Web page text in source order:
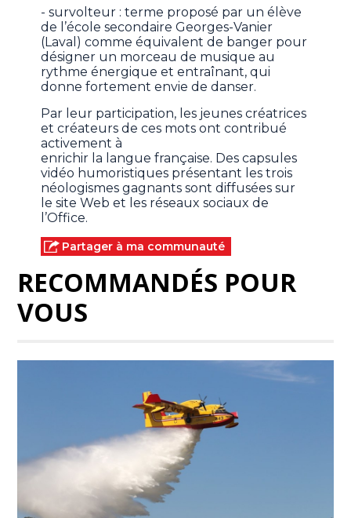
- survolteur : terme proposé par un élève
de l’école secondaire Georges-Vanier
(Laval) comme équivalent de banger pour
désigner un morceau de musique au
rythme énergique et entraînant, qui
donne fortement envie de danser.
Par leur participation, les jeunes créatrices
et créateurs de ces mots ont contribué
activement à
enrichir la langue française. Des capsules
vidéo humoristiques présentant les trois
néologismes gagnants sont diffusées sur
le site Web et les réseaux sociaux de
l’Office.
Partager à ma communauté
RECOMMANDÉS POUR
VOUS